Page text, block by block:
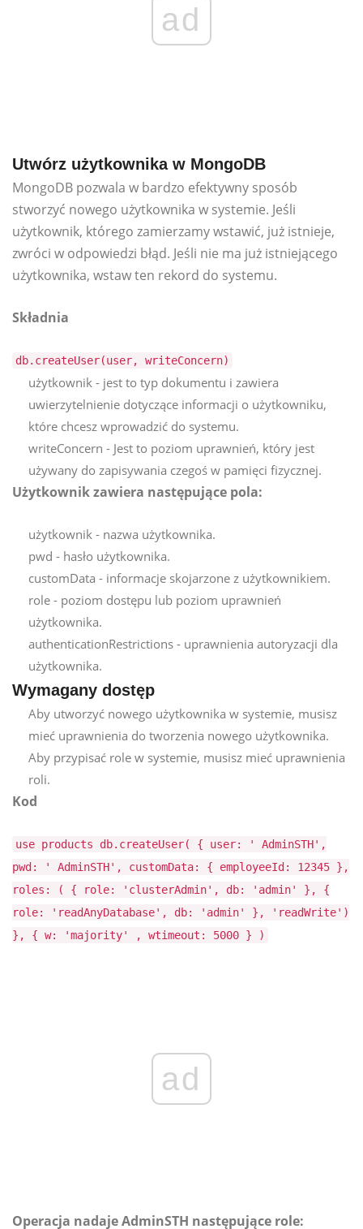
ad
Utwórz użytkownika w MongoDB
MongoDB pozwala w bardzo efektywny sposób
stworzyć nowego użytkownika w systemie. Jeśli
użytkownik, którego zamierzamy wstawić, już istnieje,
zwróci w odpowiedzi błąd. Jeśli nie ma już istniejącego
użytkownika, wstaw ten rekord do systemu.
Składnia
db.createUser(user, writeConcern)
użytkownik - jest to typ dokumentu i zawiera
uwierzytelnienie dotyczące informacji o użytkowniku,
które chcesz wprowadzić do systemu.
writeConcern - Jest to poziom uprawnień, który jest
używany do zapisywania czegoś w pamięci fizycznej.
Użytkownik zawiera następujące pola:
użytkownik - nazwa użytkownika.
pwd - hasło użytkownika.
customData - informacje skojarzone z użytkownikiem.
role - poziom dostępu lub poziom uprawnień
użytkownika.
authenticationRestrictions - uprawnienia autoryzacji dla
użytkownika.
Wymagany dostęp
Aby utworzyć nowego użytkownika w systemie, musisz
mieć uprawnienia do tworzenia nowego użytkownika.
Aby przypisać role w systemie, musisz mieć uprawnienia
roli.
Kod
use products db.createUser( { user: ' AdminSTH',
pwd: ' AdminSTH', customData: { employeeId: 12345 },
roles: ( { role: 'clusterAdmin', db: 'admin' }, {
role: 'readAnyDatabase', db: 'admin' }, 'readWrite')
}, { w: 'majority' , wtimeout: 5000 } )
ad
Operacja nadaje AdminSTH następujące role: